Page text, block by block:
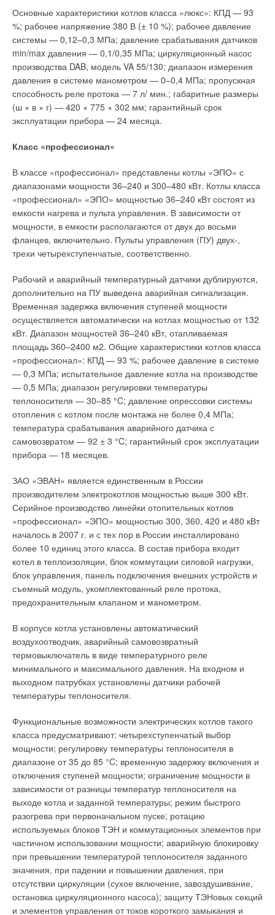
Основные характеристики котлов класса «люкс»: КПД — 93
%; рабочее напряжение 380 В (± 10 %); рабочее давление
системы — 0,12–0,3 МПа; давление срабатывания датчиков
min/max давления — 0,1/0,35 МПа; циркуляционный насос
производства DAB, модель VA 55/130; диапазон измерения
давления в системе манометром — 0–0,4 МПа; пропускная
способность реле протока — 7 л/ мин.; габаритные размеры
(ш × в × г) — 420 × 775 × 302 мм; гарантийный срок
эксплуатации прибора — 24 месяца.
Класс «профессионал»
В классе «профессионал» представлены котлы «ЭПО» с
диапазонами мощности 36–240 и 300–480 кВт. Котлы класса
«профессионал» «ЭПО» мощностью 36–240 кВт состоят из
емкости нагрева и пульта управления. В зависимости от
мощности, в емкости располагаются от двух до восьми
фланцев, включительно. Пульты управления (ПУ) двух-,
трехи четырехступенчатые, соответственно.
Рабочий и аварийный температурный датчики дублируются,
дополнительно на ПУ выведена аварийная сигнализация.
Временная задержка включения ступеней мощности
осуществляется автоматически на котлах мощностью от 132
кВт. Диапазон мощностей 36–240 кВт, отапливаемая
площадь 360–2400 м2. Общие характеристики котлов класса
«профессионал»: КПД — 93 %; рабочее давление в системе
— 0,3 МПа; испытательное давление котла на производстве
— 0,5 МПа; диапазон регулировки температуры
теплоносителя — 30–85 °C; давление опрессовки системы
отопления с котлом после монтажа не более 0,4 МПа;
температура срабатывания аварийного датчика с
самовозвратом — 92 ± 3 °C; гарантийный срок эксплуатации
прибора — 18 месяцев.
ЗАО «ЭВАН» является единственным в России
производителем электрокотлов мощностью выше 300 кВт.
Серийное производство линейки отопительных котлов
«профессионал» «ЭПО» мощностью 300, 360, 420 и 480 кВт
началось в 2007 г. и с тех пор в России инсталлировано
более 10 единиц этого класса. В состав прибора входит
котел в теплоизоляции, блок коммутации силовой нагрузки,
блок управления, панель подключения внешних устройств и
съемный модуль, укомплектованный реле протока,
предохранительным клапаном и манометром.
В корпусе котла установлены автоматический
воздухоотводчик, аварийный самовозвратный
термовыключатель в виде температурного реле
минимального и максимального давления. На входном и
выходном патрубках установлены датчики рабочей
температуры теплоносителя.
Функциональные возможности электрических котлов такого
класса предусматривают: четырехступенчатый выбор
мощности; регулировку температуры теплоносителя в
диапазоне от 35 до 85 °C; временную задержку включения и
отключения ступеней мощности; ограничение мощности в
зависимости от разницы температур теплоносителя на
выходе котла и заданной температуры; режим быстрого
разогрева при первоначальном пуске; ротацию
используемых блоков ТЭН и коммутационных элементов при
частичном использовании мощности; аварийную блокировку
при превышении температурой теплоносителя заданного
значения, при падении и повышении давления, при
отсутствии циркуляции (сухое включение, завоздушивание,
остановка циркуляционного насоса); защиту ТЭНовых секций
и элементов управления от токов короткого замыкания и
→
Влияние стак‑эффекта на систему противодымной
вентиляции в многоэтажных жилых зданиях
ЖУРНАЛ СОК ИЮНЬ 2026
→
Влияние параметров информационных потоков и типов
вычислительных нагрузок на энергоэффективность
систем обеспечения микроклимата центров обработки
данных
ЖУРНАЛ СОК ИЮНЬ 2026
→
Свежий воздух без компромиссов: новые приточно-
вытяжные установки SHUFT UniMAX для квартиры и
частного дома
ЖУРНАЛ СОК ИЮНЬ 2026
→
Уведомления отключены
Комментарии
Добавить комментарий
Ваше имя *
Ваш E-mail *
Текст комментария
газ? Когда в офисном помещении его концентрация
опускалась ниже 800 ррm (0,08 %), то и симптомы СБЗ
становились слабее.
Кроме того, уровень примесей, которые могли бы вызвать
подобные симптомы, растет значительно медленнее, чем
уровень СO2, поскольку люди постоянно выдыхают его. О
синдроме больного здания заговорили после того, как
появились дома с хорошей теплоизоляцией и наглухо
закрытыми окнами, а также с низким уровнем вентиляции из-
за экономии электроэнергии. Конечно, причинами СБЗ могут
быть и выделения строительных и отделочных материалов,
вещества, которые выделяет человеческое тело, споры
плесени и т.д.
Если вентиляция в помещении работает плохо, то,
безусловно, концентрация этих веществ в помещении также
будет расти, но медленнее, чем СO2. Углекислый газ
выступает как тонкий индикатор — он говорит о том, что
вентиляция недостаточна, а значит, вырастет концентрация
и других загрязняющих веществ. Специалисты Мидлсекского
университета (Великобритания), проведя исследование с
участием 300 человек, вынесли вердикт: уровень СO2 в
офисе не должен превышать 600–800 ррm (0,06–0,08 %).
Если он выше, то внимание снижается на 30 %. При
концентрациях СO2 более 1500 ррm 79 % опрошенных
испытывали чувство усталости, а более 2000 ррm — две
трети испытуемых не могли сосредоточиться. У 97 %
сотрудников, страдающих мигренью, она появлялась уже
при уровне СO2 1000 ррm (0,1 %). Доктор Д.С. Робертсон,
ученый из Великобритании, считает, что люди начинают
чувствовать ухудшение качества воздуха уже при
концентрации СO2 600 ррm, а не при 800, как говорилось в
начале статьи.
Когда она становится еще выше, у отдельных людей
появляется один или несколько классических симптомов
отравления углекислотой — проблемы с дыханием,
учащенный пульс, головная боль, снижение слуха,
потливость, усталость, физиологические расстройства, и все
они растут прямо пропорционально уровню СO2 (табл. 2,
рис. 2). По другим данным, у 15–33 % людей эти симптомы
возникают при концентрации СO2 600–800 ррm, у 33–50 %
— при 800– 1000 ррm, и 100 % будут испытывать их при
концентрации 1500 ррm. Расчетная модель говорит, что для
того, чтобы поддерживать в помещении СO2 в пределах 600
ррm, в него должно принудительной вентиляцией
подаваться воздуха 68 м3/ч на одного человека.
Как количество углекислого газа в воздухе влияет на
человека
Как же понять, что это влияние именно СO2, а не других
ядовитых продуктов, образующихся в процессе
жизнедеятельности человека (в т.ч. ацетон, аммиак, амины,
фенолы)? В Будапештском университете технологии и
экономики разработали специальную методику,
позволяющую свести к минимуму уровень загрязнения
другими веществами. Подтвердилось, что виноват именно
СO2.
В исследовании приняли участие молодые и здоровые люди,
средний возраст которых составлял 21 год, и, несмотря на
то, что эксперименты продолжались не дольше 140–210
минут (концентрации доходили до 3000 ррm), чувствовали
они себя откровенно неважно. Что же говорить о
сотрудниках, которые находятся в офисах по восемь-девять